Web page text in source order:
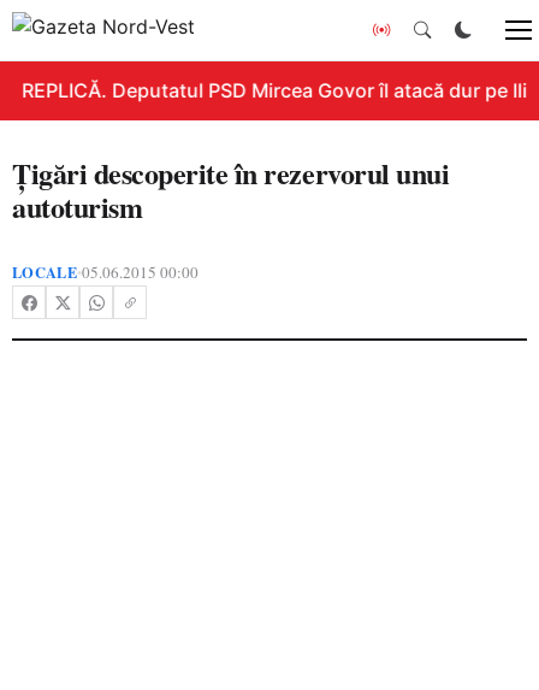
REPLICĂ. Deputatul PSD Mircea Govor îl atacă dur pe
Ţigări descoperite în rezervorul unui
autoturism
LOCALE•05.06.2015 00:00